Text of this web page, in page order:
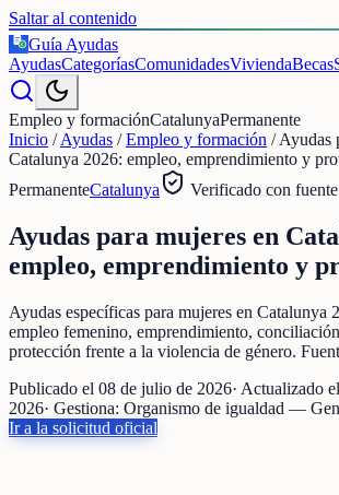
Saltar al contenido
€
Guía Ayudas
AyudasCategoríasComunidadesViviendaBecas
Empleo y formaciónCatalunyaPermanente
Inicio /Ayudas /Empleo y formación /Ayudas
Catalunya 2026: empleo, emprendimiento y
PermanenteCatalunya Verificado con
Ayudas para mujeres en
empleo, emprendimiento y
Ayudas específicas para mujeres en Catalunya
empleo femenino, emprendimiento,
protección frente a la violencia de género.
Publicado el 08 de julio de 2026· Actualizado el
2026· Gestiona: Organismo de igualdad —
Ir a la solicitud oficial